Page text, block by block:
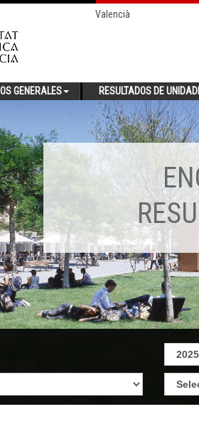
Valencià
GENERALES RESULTADOS DE